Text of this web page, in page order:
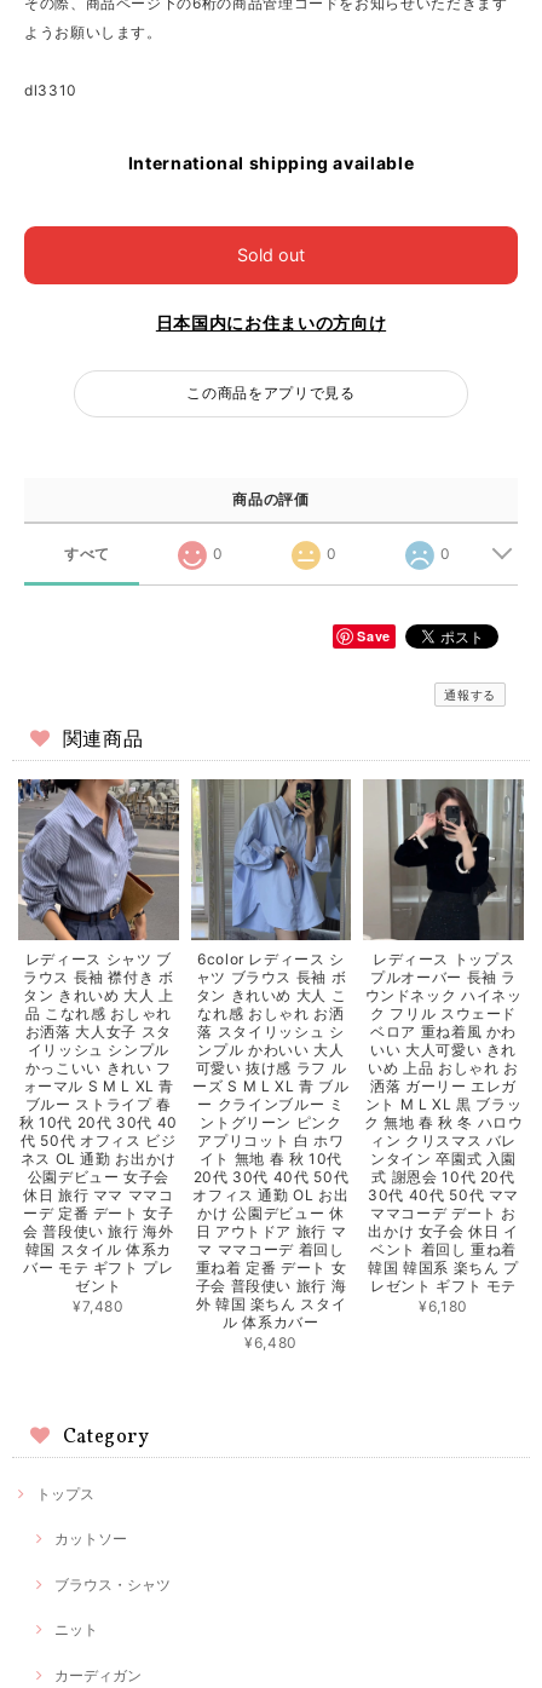
ようお願いします。
dl3310
International shipping available
Sold out
日本国内にお住まいの方向け
この商品をアプリで見る
商品の評価
すべて 0 0 0
Save
通報する
関連商品
レディース シャツ ブ
ラウス 長袖 襟付き ボ
タン きれいめ 大人 上
品 こなれ感 おしゃれ
お洒落 大人女子 スタ
イリッシュ シンプル
かっこいい きれい フ
ォーマル S M L XL 青
ブルー ストライプ 春
秋 10代 20代 30代 40
代 50代 オフィス ビジ
ネス OL 通勤 お出かけ
公園デビュー 女子会
休日 旅行 ママ ママコ
ーデ 定番 デート 女子
会 普段使い 旅行 海外
韓国 スタイル 体系カ
バー モテ ギフト プレ
ゼント
¥7,480
6color レディース シ
ャツ ブラウス 長袖 ボ
タン きれいめ 大人 こ
なれ感 おしゃれ お洒
落 スタイリッシュ シ
ンプル かわいい 大人
可愛い 抜け感 ラフ ル
ーズ S M L XL 青 ブル
ー クラインブルー ミ
ントグリーン ピンク
アプリコット 白 ホワ
イト 無地 春 秋 10代
20代 30代 40代 50代
オフィス 通勤 OL お出
かけ 公園デビュー 休
日 アウトドア 旅行 マ
マ ママコーデ 着回し
重ね着 定番 デート 女
子会 普段使い 旅行 海
外 韓国 楽ちん スタイ
ル 体系カバー
¥6,480
レディース トップス
プルオーバー 長袖 ラ
ウンドネック ハイネッ
ク フリル スウェード
ベロア 重ね着風 かわ
いい 大人可愛い きれ
いめ 上品 おしゃれ お
洒落 ガーリー エレガ
ント M L XL 黒 ブラッ
ク 無地 春 秋 冬 ハロウ
ィン クリスマス バレ
ンタイン 卒園式 入園
式 謝恩会 10代 20代
30代 40代 50代 ママ
ママコーデ デート お
出かけ 女子会 休日 イ
ベント 着回し 重ね着
韓国 韓国系 楽ちん プ
レゼント ギフト モテ
¥6,180
Category
トップス
カットソー
ブラウス・シャツ
ニット
カーディガン